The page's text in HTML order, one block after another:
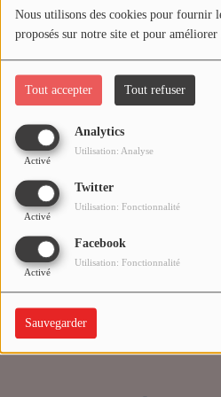
Nous utilisons des cookies pour fournir
proposés sur notre site et pour
Tout accepter Tout refuser
Analytics
Activé
Utilisation: Analyse
Twitter
Activé
Utilisation: Fonctionnalité
Facebook
Activé
Utilisation: Fonctionnalité
Sauvegarder
Médias
PODCASTS
Agenda
Titres diffusés
Se connecter
Oups,
rencontré
Il semble que la page que vous